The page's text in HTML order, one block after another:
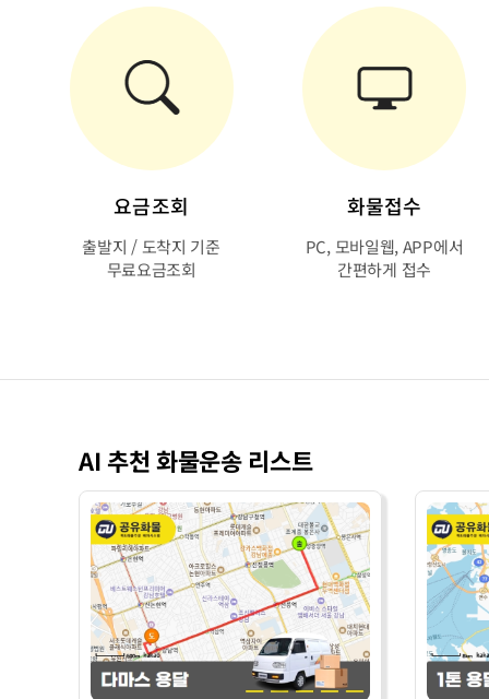
요금조회
출발지 / 도착지 기준
무료요금조회
화물접수
PC, 모바일웹, APP에서
간편하게 접수
AI 추천 화물운송 리스트